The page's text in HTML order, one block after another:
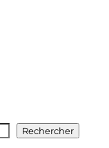
Rechercher